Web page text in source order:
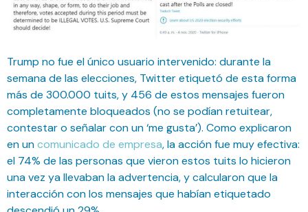
Trump no fue el único usuario intervenido: durante la
semana de las elecciones, Twitter etiquetó de esta forma
más de 300.000 tuits, y 456 de estos mensajes fueron
completamente bloqueados (no se podían retuitear,
contestar o señalar con un ‘me gusta’). Como explicaron
en uncomunicado de empresa, la acción fue muy efectiva:
el 74% de las personas que vieron estos tuits lo hicieron
una vez ya llevaban la advertencia, y calcularon que la
interacción con los mensajes que habían etiquetado